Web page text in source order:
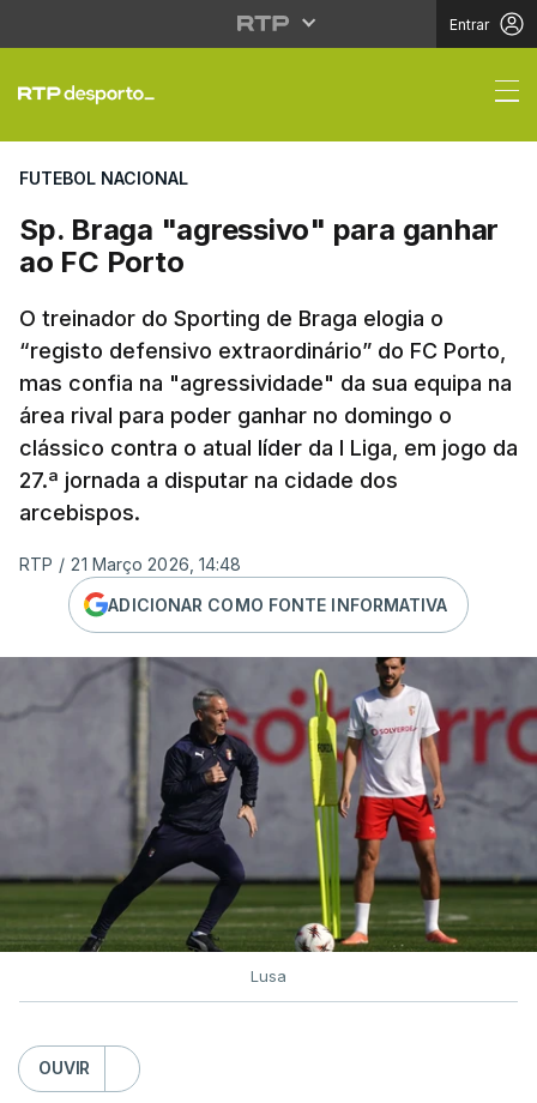
Entrar
Sp. Braga "agressivo"
FUTEBOL NACIONAL
Sp. Braga "agressivo" para ganhar
ao FC Porto
O treinador do Sporting de Braga elogia o
“registo defensivo extraordinário” do FC Porto,
mas confia na "agressividade" da sua equipa na
área rival para poder ganhar no domingo o
clássico contra o atual líder da I Liga, em jogo da
27.ª jornada a disputar na cidade dos
arcebispos.
RTP / 21 Março 2026, 14:48
ADICIONAR COMO FONTE INFORMATIVA
Lusa
OUVIR